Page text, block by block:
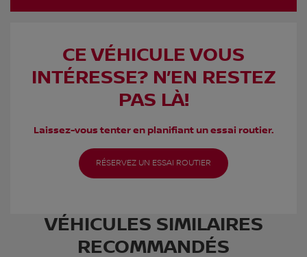
CE VÉHICULE VOUS
INTÉRESSE? N’EN RESTEZ
PAS LÀ!
Laissez-vous tenter en planifiant un essai routier.
RÉSERVEZ UN ESSAI ROUTIER
VÉHICULES SIMILAIRES
RECOMMANDÉS